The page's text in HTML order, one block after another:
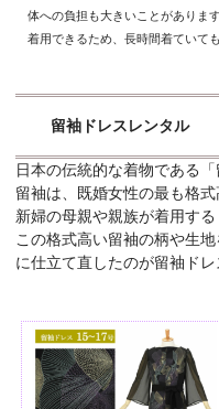
体への負担も大きいことがありま
着用できるため、長時間着ていて
留袖ドレスレンタル
日本の伝統的な着物である「
留袖は、既婚女性の最も格
新婦の母親や親族が着用す
この格式高い留袖の柄や生
に仕立て直したのが留袖ドレ